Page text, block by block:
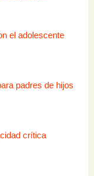
el adolescente
padres de hijos
crítica